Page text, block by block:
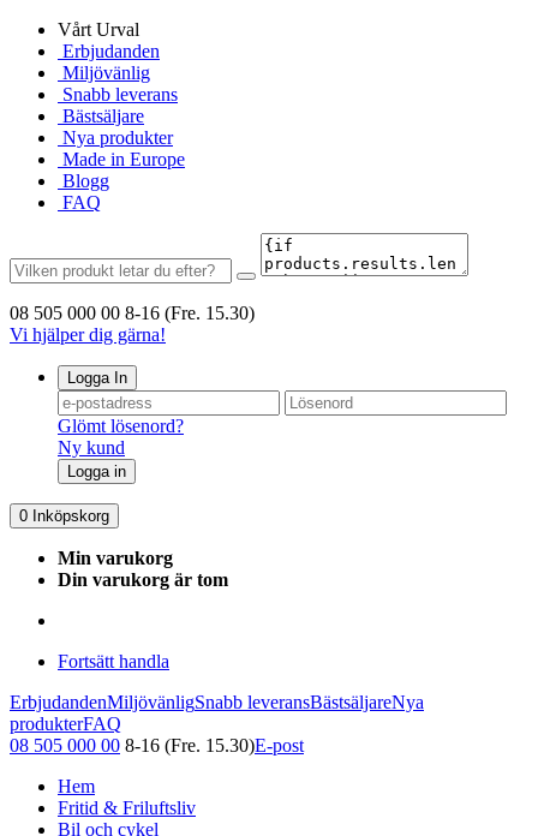
Vårt Urval
Erbjudanden
Miljövänlig
Snabb leverans
Bästsäljare
Nya produkter
Made in Europe
Blogg
FAQ
08 505 000 00 8-16 (Fre. 15.30)
Vi hjälper dig gärna!
Logga In
Glömt lösenord?
Ny kund
Logga in
0 Inköpskorg
Min varukorg
Din varukorg är tom
Fortsätt handla
ErbjudandenMiljövänligSnabb leveransBästsäljareNya
produkterFAQ
08 505 000 00 8-16 (Fre. 15.30)E-post
Hem
Fritid & Friluftsliv
Bil och cykel